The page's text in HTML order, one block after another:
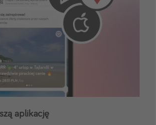
aplikacjękanału na WhatsApp